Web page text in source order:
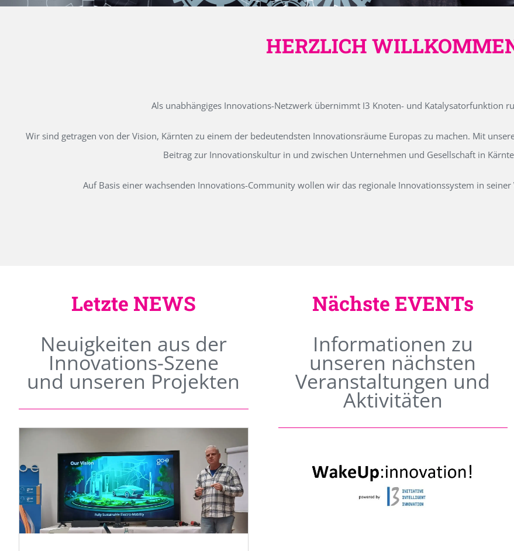
HERZLICH
Als unabhängiges Innovations-Netzwerk übernimmt I3 Knoten- und Katalysatorfunktion
Wir sind getragen von der Vision, Kärnten zu einem der bedeutendsten Innovationsräume Europas zu machen. Mit
Beitrag zur Innovationskultur in und zwischen Unternehmen und Gesellschaft in
Auf Basis einer wachsenden Innovations-Community wollen wir das regionale Innovationssystem in
Letzte NEWS
Neuigkeiten aus der
Innovations-Szene
und unseren Projekten
Nächste EVENTs
Informationen zu
unseren nächsten
Veranstaltungen und
Aktivitäten